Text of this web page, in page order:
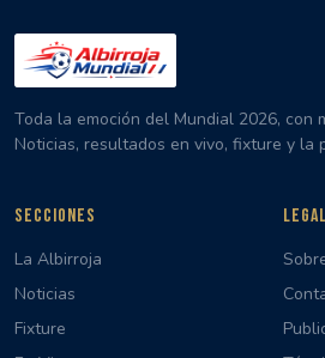
Toda la emoción del Mundial 2026, con
Noticias, resultados en vivo, fixture y la
SECCIONES
La Albirroja
Noticias
Fixture
LEGAL